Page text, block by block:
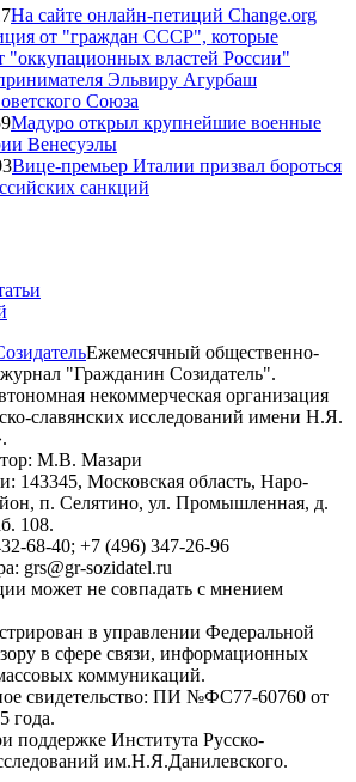
На сайте онлайн-петиций Change.org
от "граждан СССР", которые
"оккупационных властей России"
Эльвиру Агурбаш
Союза
Мадуро открыл крупнейшие военные
Венесуэлы
Вице-премьер Италии призвал бороться
санкций
Ежемесячный общественно-
"Гражданин Созидатель".
некоммерческая организация
славянских исследований имени Н.Я.
М.В. Мазари
143345, Московская область, Наро-
п. Селятино, ул. Промышленная, д.
108.
68-40; +7 (496) 347-26-96
grs@gr-sozidatel.ru
может не совпадать с мнением
в управлении Федеральной
в сфере связи, информационных
коммуникаций.
свидетельство: ПИ №ФС77-60760 от
года.
поддержке Института Русско-
им.Н.Я.Данилевского.